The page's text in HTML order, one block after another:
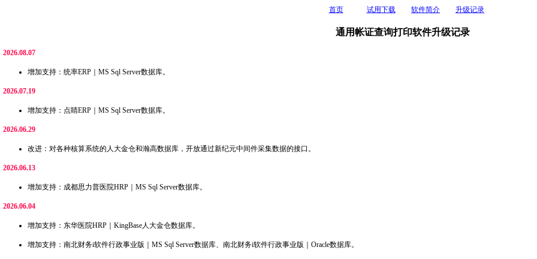
首页 试用下载 软件简介 升级记录
通用帐证查询打印软件升级记录
2026.08.07
增加支持：统率ERP｜MS Sql Server数据库。
2026.07.19
增加支持：点睛ERP｜MS Sql Server数据库。
2026.06.29
改进：对各种核算系统的人大金仓和瀚高数据库，开放通过新纪元中间件采集数据的接口。
2026.06.13
增加支持：成都思力普医院HRP｜MS Sql Server数据库。
2026.06.04
增加支持：东华医院HRP｜KingBase人大金仓数据库。
增加支持：南北财务i软件行政事业版｜MS Sql Server数据库、南北财务i软件行政事业版｜Oracle数据库。